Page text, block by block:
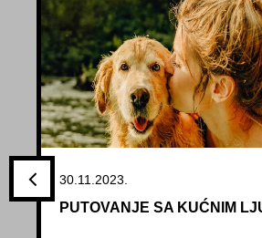
30.11.2023.
PUTOVANJE SA KUĆNIM